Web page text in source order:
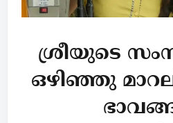
ശ്രീയുടെ
ഒഴിഞ്ഞു